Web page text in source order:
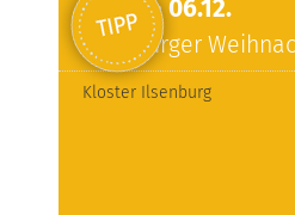
04.12. - 06.12.
Ilsenburger
Kloster Ilsenburg